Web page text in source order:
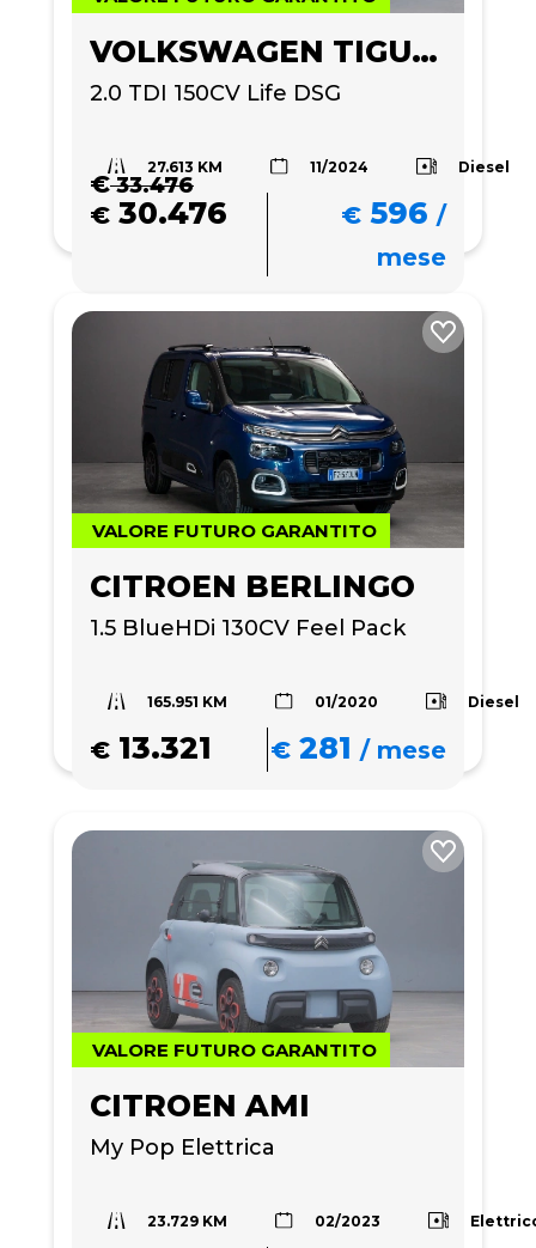
VOLKSWAGEN TIGUAN
2.0 TDI 150CV Life DSG
27.613 KM 11/2024 Diesel
€33.476
€ 30.476 € 596 /
mese
VALORE FUTURO GARANTITO
CITROEN BERLINGO
1.5 BlueHDi 130CV Feel Pack
165.951 KM 01/2020 Diesel
€ 13.321 € 281 /mese
VALORE FUTURO GARANTITO
CITROEN AMI
My Pop Elettrica
23.729 KM 02/2023